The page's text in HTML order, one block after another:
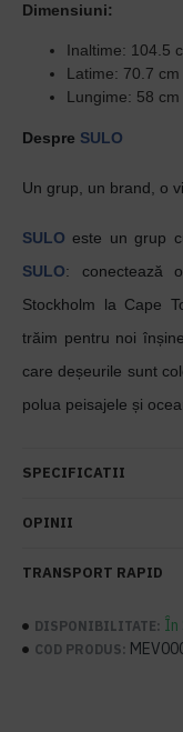
Dimensiuni:
Inaltime: 104.5
Latime: 70.7 cm
Lungime: 58 cm
Despre SULO
Un grup, un brand, o
SULO este un grup
SULO: conectează
Stockholm la Cape
trăim pentru noi
care deșeurile sunt
polua peisajele și
SPECIFICATII
OPINII
TRANSPORT RAPID
DISPONIBILITATE: În
COD PRODUS: